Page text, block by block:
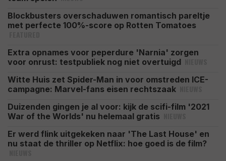
Blockbusters overschaduwen romantisch pareltje
met perfecte 100%-score op Rotten Tomatoes
Extra opnames voor peperdure 'Narnia' zorgen
voor onrust: testpubliek nog niet overtuigd
Witte Huis zet Spider-Man in voor omstreden ICE-
campagne: Marvel-fans eisen rechtszaak
Duizenden gingen je al voor: kijk de scifi-film '2021
War of the Worlds' nu helemaal gratis
Er werd flink uitgekeken naar 'The Last House' en
nu staat de thriller op Netflix: hoe goed is de film?